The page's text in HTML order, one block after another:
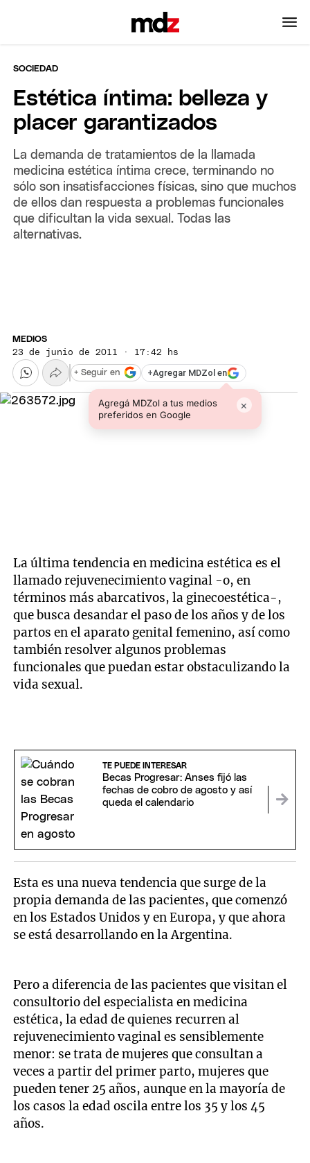
SOCIEDAD
Estética íntima: belleza y
placer garantizados
La demanda de tratamientos de la llamada
medicina estética íntima crece, terminando no
sólo son insatisfacciones físicas, sino que muchos
de ellos dan respuesta a problemas funcionales
que dificultan la vida sexual. Todas las
alternativas.
MEDIOS
23 de junio de 2011 · 17:42 hs
+Agregar MDZol en
Agregá MDZol a tus medios
preferidos en Google
×
+ Seguir en
La última tendencia en medicina estética es el
llamado rejuvenecimiento vaginal -o, en
términos más abarcativos, la ginecoestética-,
que busca desandar el paso de los años y de los
partos en el aparato genital femenino, así como
también resolver algunos problemas
funcionales que puedan estar obstaculizando la
vida sexual.
TE PUEDE INTERESAR
Becas Progresar: Anses fijó las
fechas de cobro de agosto y así
queda el calendario
Esta es una nueva tendencia que surge de la
propia demanda de las pacientes, que comenzó
en los Estados Unidos y en Europa, y que ahora
se está desarrollando en la Argentina.
Pero a diferencia de las pacientes que visitan el
consultorio del especialista en medicina
estética, la edad de quienes recurren al
rejuvenecimiento vaginal es sensiblemente
menor: se trata de mujeres que consultan a
veces a partir del primer parto, mujeres que
pueden tener 25 años, aunque en la mayoría de
los casos la edad oscila entre los 35 y los 45
años.